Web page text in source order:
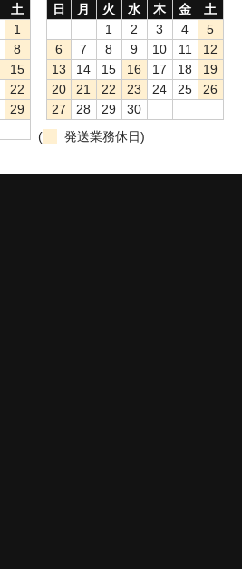
土
1
8
15
22
29
日
月 火 水 木 金
土
1
2 3 4
5
6
7 8 9 10 11
12
13
14 15 16 17 18
19
20
21 22 23 24 25
26
27
28 29
30
(
発送業務休日)